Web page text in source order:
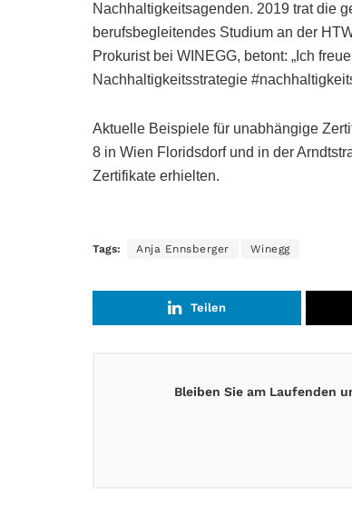
Nachhaltigkeitsagenden. 2019 trat die
berufsbegleitendes Studium an der
Prokurist bei WINEGG, betont: „Ich
Nachhaltigkeitsstrategie
Aktuelle Beispiele für unabhängige
8 in Wien Floridsdorf und in der
Zertifikate erhielten.
Tags: Anja Ennsberger Winegg
Teilen
Bleiben Sie am Laufenden